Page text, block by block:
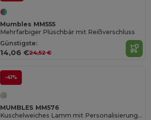
Mumbles MM555
Mehrfarbiger Plüschbär mit Reißverschluss
Günstigste:
14,06 €24,52 €
-41%
MUMBLES MM576
Kuschelweiches Lamm mit Personalisierungsoption